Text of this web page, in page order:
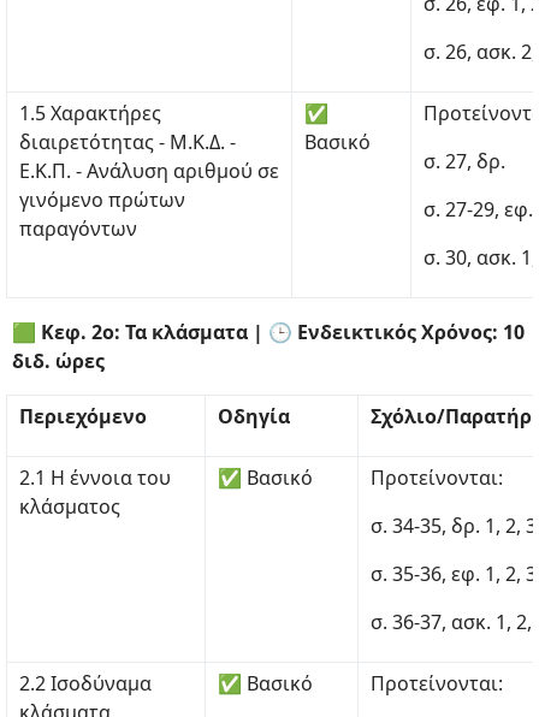
σ. 26, ασκ.
1.5 Χαρακτήρες
διαιρετότητας - Μ.Κ.Δ. -
Ε.Κ.Π. - Ανάλυση αριθμού σε
γινόμενο πρώτων
παραγόντων
✅
Βασικό
σ. 27, δρ.
σ. 27-29, εφ.
σ. 30, ασκ.
🟩 Κεφ. 2ο: Τα κλάσματα | 🕒 Ενδεικτικός Χρόνος: 10
διδ. ώρες
Περιεχόμενο Οδηγία Σχόλιο/
2.1 Η έννοια του
κλάσματος
✅ Βασικό
Προτείνονται:
σ. 34-35, δρ. 1, 2,
σ. 35-36, εφ. 1, 2, 3
σ. 36-37, ασκ. 1, 2,
2.2 Ισοδύναμα
✅ Βασικό Προτείνονται: